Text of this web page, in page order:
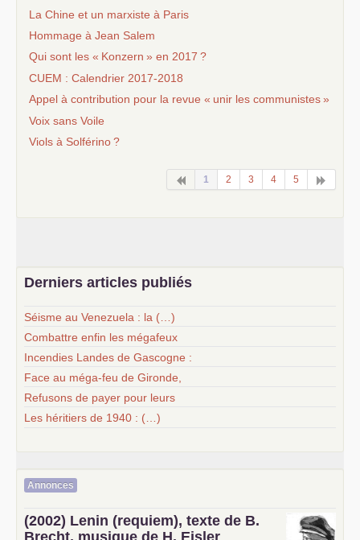
La Chine et un marxiste à Paris
Hommage à Jean Salem
Qui sont les « Konzern » en 2017 ?
CUEM : Calendrier 2017-2018
Appel à contribution pour la revue « unir les communistes»
Voix sans Voile
Viols à Solférino?
1 2 3 4 5
Derniers articles publiés
Séisme au Venezuela : la (…)
Combattre enfin les mégafeux
Incendies Landes de Gascogne :
Face au méga-feu de Gironde,
Refusons de payer pour leurs
Les héritiers de 1940 : (…)
Annonces
(2002) Lenin (requiem), texte de B.
Brecht, musique de H. Eisler